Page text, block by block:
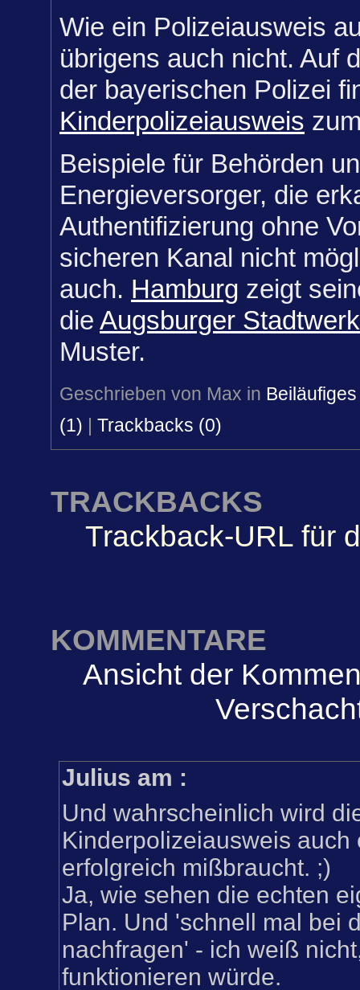
Wie ein Polizeiausweis
übrigens auch nicht. Auf
der bayerischen Polizei
Kinderpolizeiausweis
Beispiele für Behörden
Energieversorger, die
Authentifizierung ohne
sicheren Kanal nicht
auch. Hamburg zeigt
die Augsburger
Muster.
Geschrieben von Max in Beiläufiges
(1)
Trackbacks (0)
TRACKBACKS
Trackback-URL für
KOMMENTARE
Ansicht der
Julius am :
Und wahrscheinlich wird
Kinderpolizeiausweis auch
erfolgreich mißbraucht. ;)
Ja, wie sehen die echten
Plan. Und 'schnell mal bei
nachfragen' - ich weiß
funktionieren würde.